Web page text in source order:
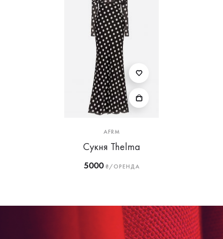
AFRM
Сукня Thelma
5000₴/ОРЕНДА